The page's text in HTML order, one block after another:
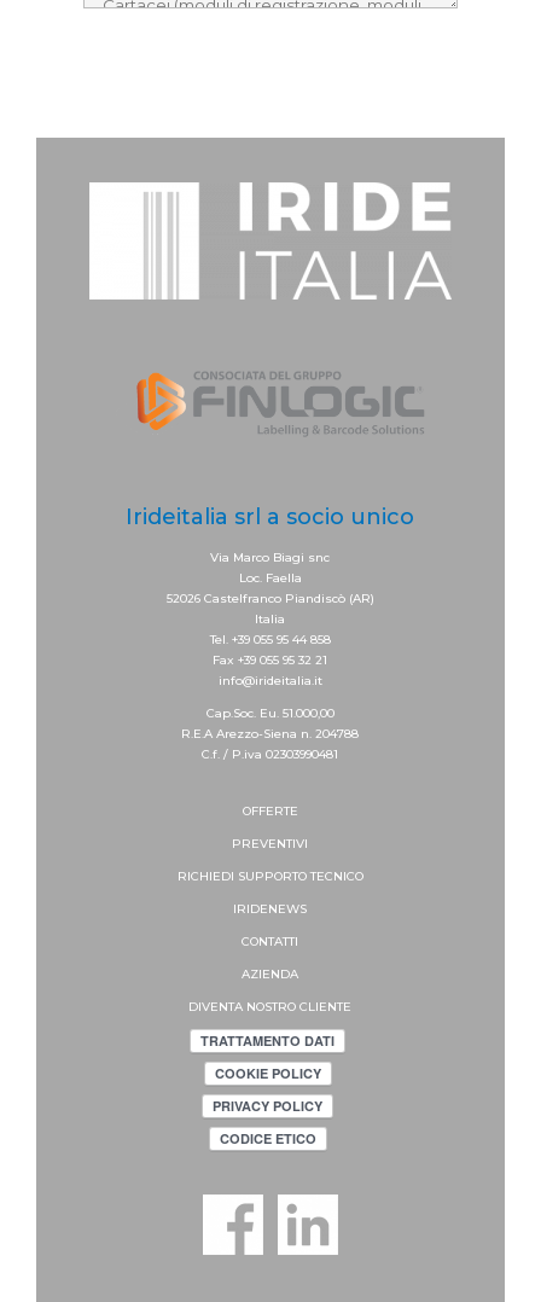
Irideitalia srl a socio unico
Via Marco Biagi snc
Loc. Faella
52026 Castelfranco Piandiscò (AR)
Italia
Tel. +39 055 95 44 858
Fax +39 055 95 32 21
info@irideitalia.it
Cap.Soc. Eu. 51.000,00
R.E.A Arezzo-Siena n. 204788
C.f. / P.iva 02303990481
OFFERTE
PREVENTIVI
RICHIEDI SUPPORTOTECNICO
IRIDENEWS
CONTATTI
AZIENDA
DIVENTA NOSTRO CLIENTE